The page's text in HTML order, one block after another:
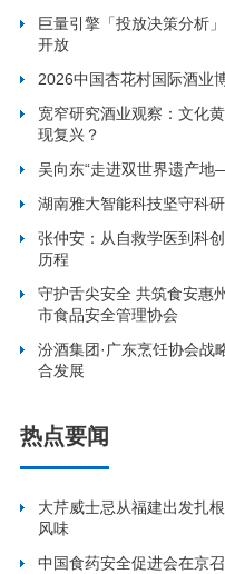
巨量引擎「投放决策分析
开放
2026中国杏花村国际酒业
宽窄研究酒业观察：文化
现复兴？
吴向东“走进双世界遗产
湖南雅大智能科技坚守科
张仲安：从自救学医到科
历程
守护舌尖安全 共筑食安
市食品安全管理协会
汾酒集团·广东烹饪协会战
合发展
热点要闻
大芹威士忌从福建出发扎
风味
中国食药安全促进会在京